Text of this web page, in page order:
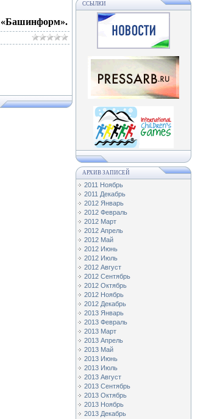
«Башинформ».
ССЫЛКИ
АРХИВ ЗАПИСЕЙ
2011 Ноябрь
2011 Декабрь
2012 Январь
2012 Февраль
2012 Март
2012 Апрель
2012 Май
2012 Июнь
2012 Июль
2012 Август
2012 Сентябрь
2012 Октябрь
2012 Ноябрь
2012 Декабрь
2013 Январь
2013 Февраль
2013 Март
2013 Апрель
2013 Май
2013 Июнь
2013 Июль
2013 Август
2013 Сентябрь
2013 Октябрь
2013 Ноябрь
2013 Декабрь